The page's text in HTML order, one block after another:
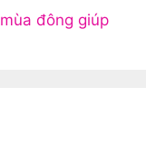
đông giúp